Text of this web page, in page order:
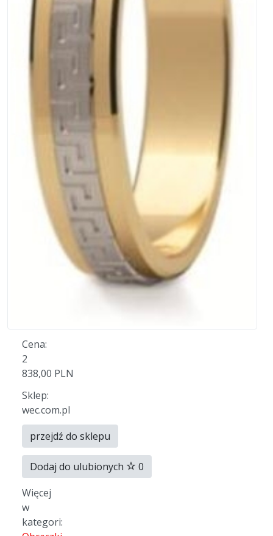
Cena:
2
838,00 PLN
Sklep:
wec.com.pl
przejdź do sklepu
Dodaj do ulubionych
0
Więcej
w
kategori: